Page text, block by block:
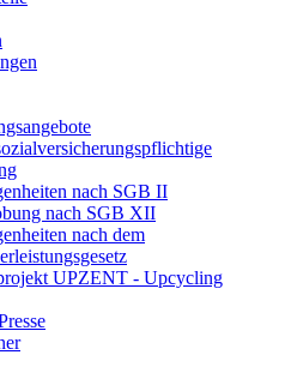
nach SGB II
nach SGB XII
nach dem
UPZENT - Upcycling